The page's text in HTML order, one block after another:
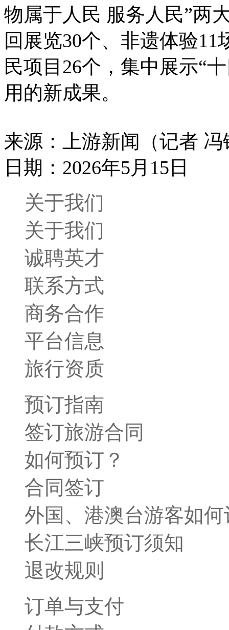
物属于人民 服务人民”两
回展览30个、非遗体验
民项目26个，集中展示“
用的新成果。
来源：上游新闻（记者 冯
日期：2026年5月15日
关于我们
关于我们
诚聘英才
联系方式
商务合作
平台信息
旅行资质
预订指南
签订旅游合同
如何预订？
合同签订
外国、港澳台游客如何
长江三峡预订须知
退改规则
订单与支付